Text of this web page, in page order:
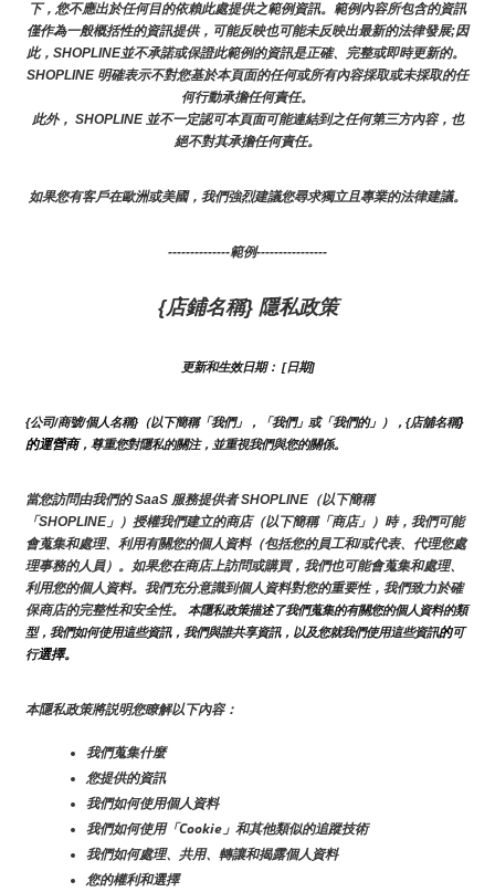
下，您不應出於任何目的依賴此處提供之範例資訊。範例內容所包含的資訊
僅作為一般概括性的資訊提供，可能反映也可能未反映出最新的法律發展;因
此，SHOPLINE並不承諾或保證此範例的資訊是正確、完整或即時更新的。
SHOPLINE 明確表示不對您基於本頁面的任何或所有內容採取或未採取的任
何行動承擔任何責任。
此外， SHOPLINE 並不一定認可本頁面可能連結到之任何第三方內容，也
絕不對其承擔任何責任。
如果您有客戶在歐洲或美國，我們強烈建議您尋求獨立且專業的法律建議。
--------------範例----------------
{店鋪名稱} 隱私政策
更新和生效日期： [日期]
{公司/商號/個人名稱}（以下簡稱「我們」，「我們」或「我們的」），{店舖名稱}
的運營商，尊重您對隱私的關注，並重視我們與您的關係。
當您訪問由我們的 SaaS 服務提供者 SHOPLINE（以下簡稱
「SHOPLINE」）授權我們建立的商店（以下簡稱「商店」）時，我們可能
會蒐集和處理、利用有關您的個人資料（包括您的員工和/或代表、代理您處
理事務的人員）。如果您在商店上訪問或購買，我們也可能會蒐集和處理、
利用您的個人資料。我們充分意識到個人資料對您的重要性，我們致力於確
保商店的完整性和安全性。
本隱私政策描述了我們蒐集的有關您的個人資料的類
型，我們如何使用這些資訊，我們與誰共享資訊，以及您就我們使用這些資訊的可
行選擇。
本隱私政策將説明您瞭解以下內容：
我們蒐集什麼
您提供的資訊
我們如何使用個人資料
我們如何使用「Cookie」和其他類似的追蹤技術
我們如何處理、共用、轉讓和揭露個人資料
您的權利和選擇